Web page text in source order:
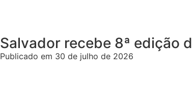
Salvador recebe 8ª edição
Publicado em 30 de julho de 2026